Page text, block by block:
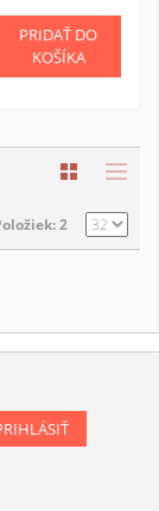
PRIDAŤ DO
KOŠÍKA
2